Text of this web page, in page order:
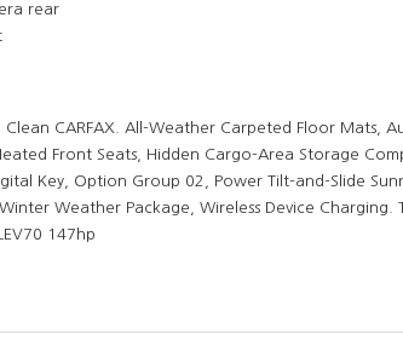
rear
Clean CARFAX. All-Weather Carpeted Floor
Front Seats, Hidden Cargo-Area Storage
Key, Option Group 02, Power Tilt-and-Slide
Weather Package, Wireless Device Charging.
147hp